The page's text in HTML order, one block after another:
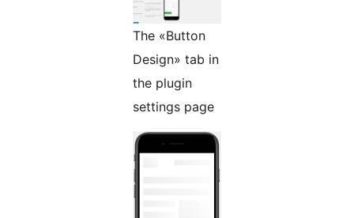
The «Button
Design» tab in
the plugin
settings page